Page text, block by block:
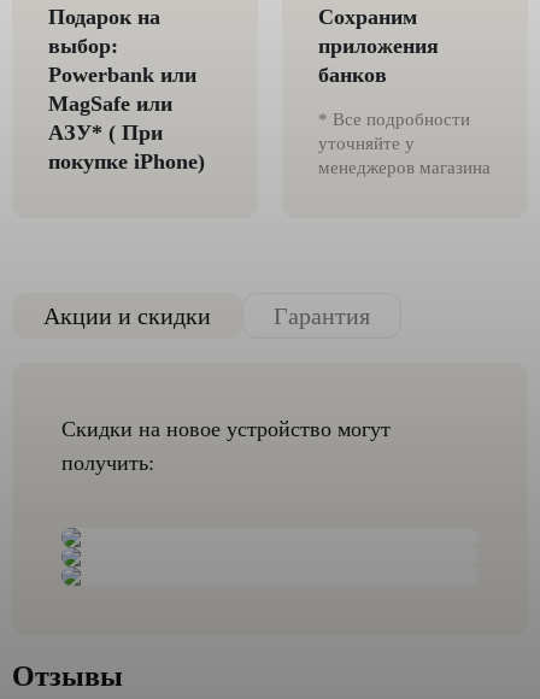
Подарок на
выбор:
Powerbank или
MagSafe или
AЗУ* ( При
покупке iPhone)
Сохраним
приложения
банков
* Все подробности
уточняйте у
менеджеров магазина
Акции и скидки Гарантия
Скидки на новое устройство могут
получить:
Отзывы